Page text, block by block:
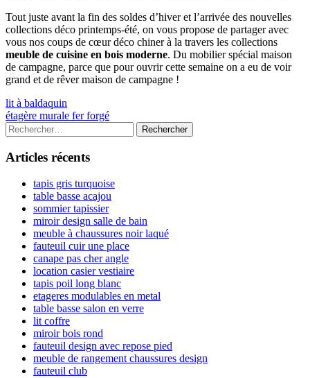
Tout juste avant la fin des soldes d’hiver et l’arrivée des nouvelles
collections déco printemps-été, on vous propose de partager avec
vous nos coups de cœur déco chiner à la travers les collections
meuble de cuisine en bois moderne. Du mobilier spécial maison
de campagne, parce que pour ouvrir cette semaine on a eu de voir
grand et de rêver maison de campagne !
Navigation
de
l’article
Previous
article:
lit à baldaquin
Next
article:
étagère murale fer forgé
Colonne
latérale
principale
Rechercher :
Articles récents
tapis gris turquoise
table basse acajou
sommier tapissier
miroir design salle de bain
meuble à chaussures noir laqué
fauteuil cuir une place
canape pas cher angle
location casier vestiaire
tapis poil long blanc
etageres modulables en metal
table basse salon en verre
lit coffre
miroir bois rond
fauteuil design avec repose pied
meuble de rangement chaussures design
fauteuil club